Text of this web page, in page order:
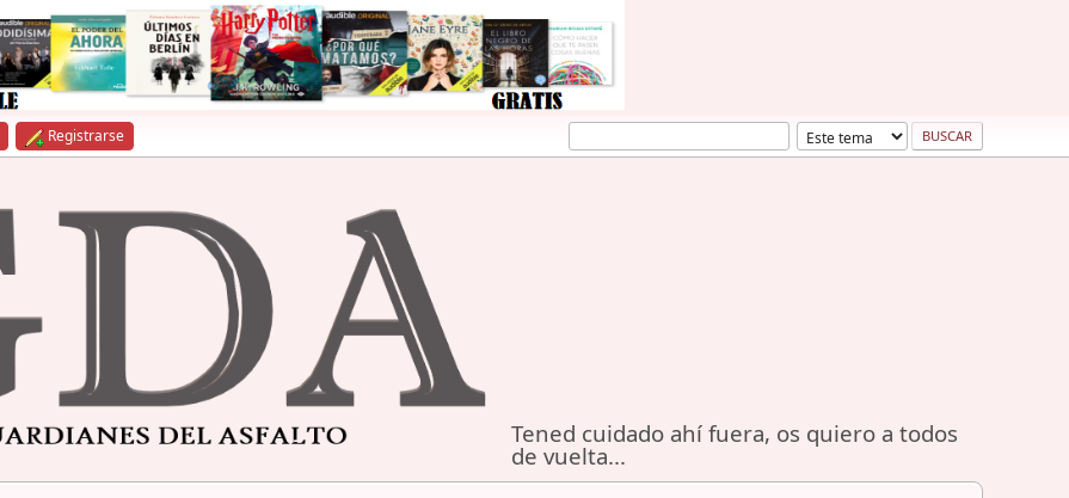
Registrarse
Tened cuidado ahí fuera, os quiero a todos
de vuelta...